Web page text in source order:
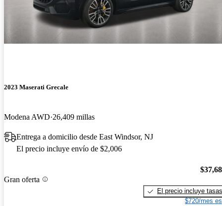
2023 Maserati Grecale
Modena AWD 26,409 millas
Entrega a domicilio desde East Windsor, NJ
El precio incluye envío de $2,006
Gran oferta
El precio incluye tasas
$720/mes